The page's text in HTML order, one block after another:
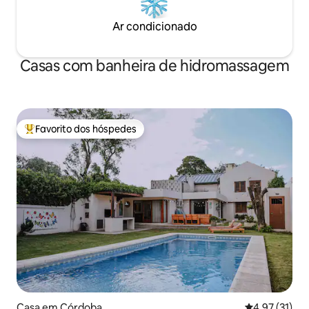
Ar condicionado
Casas com banheira de hidromassagem
Favoritos dos hóspedes mais apreciados
Favorito dos hóspedes